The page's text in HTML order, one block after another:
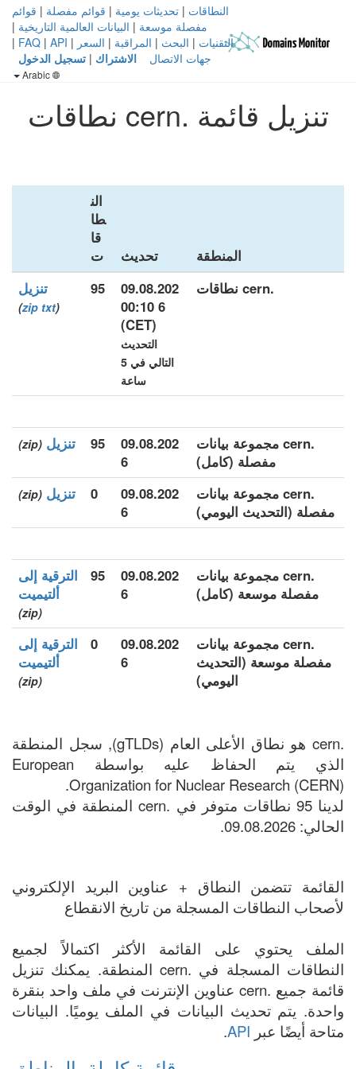
النطاقات | تحديثات يومية | قوائم مفصلة | قوائم
مفصلة موسعة | البيانات العالمية التاريخية |
التقنيات | البحث | المراقبة | السعر |
FAQ | API
|
جهات الاتصال
الاشتراك | تسجيل الدخول
تنزيل قائمة .cern نطاقات
المنطقة تحديث
الن
طا
قا
ت
.cern نطاقات
09.08.202
6 00:10
(CET)
التحديث
التالي في 5
ساعة
95 تنزيل
(
zip txt
)
.cern مجموعة بيانات
مفصلة (كامل)
09.08.202
6
95 تنزيل (zip)
.cern مجموعة بيانات
مفصلة (التحديث اليومي)
09.08.202
6
0 تنزيل (zip)
.cern مجموعة بيانات
مفصلة موسعة (كامل)
09.08.202
6
95
الترقية إلى
ألتيميت
(zip)
.cern مجموعة بيانات
مفصلة موسعة (التحديث
اليومي)
09.08.202
6
0
الترقية إلى
ألتيميت
(zip)
.cern هو نطاق الأعلى العام (gTLDs), سجل المنطقة
الذي يتم الحفاظ عليه بواسطة European
Organization for Nuclear Research (CERN).
لدينا 95 نطاقات متوفر في .cern المنطقة في الوقت
الحالي: 09.08.2026.
القائمة تتضمن النطاق + عناوين البريد الإلكتروني
لأصحاب النطاقات المسجلة من تاريخ الانقطاع
الملف يحتوي على القائمة الأكثر اكتمالاً لجميع
النطاقات المسجلة في .cern المنطقة. يمكنك تنزيل
قائمة جميع .cern عناوين الإنترنت في ملف واحد بنقرة
واحدة. يتم تحديث البيانات في الملف يوميًا. البيانات
متاحة أيضًا عبر API
.